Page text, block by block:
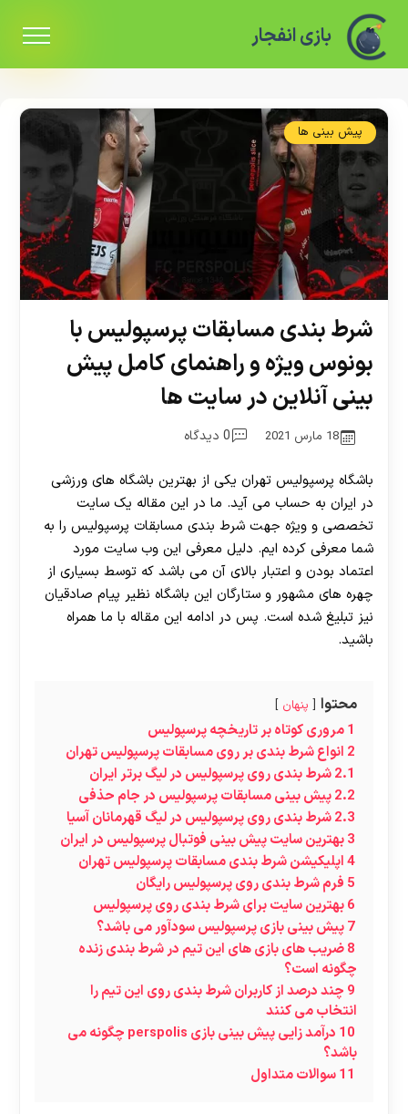
بازی انفجار
پیش بینی ها
شرط بندی مسابقات پرسپولیس با
بونوس ویژه و راهنمای کامل پیش
بینی آنلاین در سایت ها
18 مارس 2021 0 دیدگاه
باشگاه پرسپولیس تهران یکی از بهترین باشگاه های ورزشی
در ایران به حساب می آید. ما در این مقاله یک سایت
تخصصی و ویژه جهت شرط بندی مسابقات پرسپولیس را به
شما معرفی کرده ایم. دلیل معرفی این وب سایت مورد
اعتماد بودن و اعتبار بالای آن می باشد که توسط بسیاری از
چهره های مشهور و ستارگان این باشگاه نظیر پیام صادقیان
نیز تبلیغ شده است. پس در ادامه این مقاله با ما همراه
باشید.
محتوا پنهان
1مروری کوتاه بر تاریخچه پرسپولیس
2 انواع شرط بندی بر روی مسابقات پرسپولیس تهران
2.1شرط بندی روی پرسپولیس در لیگ برتر ایران
2.2پیش بینی مسابقات پرسپولیس در جام حذفی
2.3شرط بندی روی پرسپولیس در لیگ قهرمانان آسیا
3بهترین سایت پیش بینی فوتبال پرسپولیس در ایران
4اپلیکیشن شرط بندی مسابقات پرسپولیس تهران
5 فرم شرط بندی روی پرسپولیس رایگان
6بهترین سایت برای شرط بندی روی پرسپولیس
7پیش بینی بازی پرسپولیس سودآور می باشد؟
8ضریب های بازی های این تیم در شرط بندی زنده
چگونه است؟
9 چند درصد از کاربران شرط بندی روی این تیم را
انتخاب می کنند
10
درآمد زایی پیش بینی بازی perspolis چگونه می
باشد؟
11سوالات متداول